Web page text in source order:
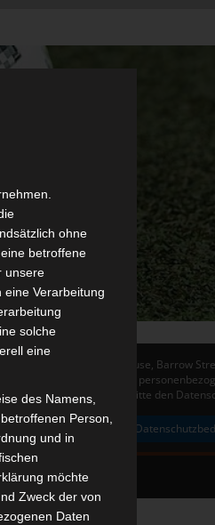
Limited, Gordon House, Barrow
seitens Google Adsense
genau entnehmen Sie bitte den
✓ Erlauben
ohne
betroffene
unsere
Verarbeitung
solche
eine
des Namens,
Person,
und in
möchte
Zweck der von
Daten